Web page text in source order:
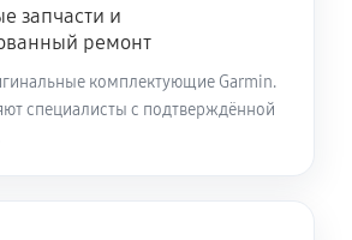
запчасти и
ремонт
комплектующие Garmin.
специалисты с подтверждённой